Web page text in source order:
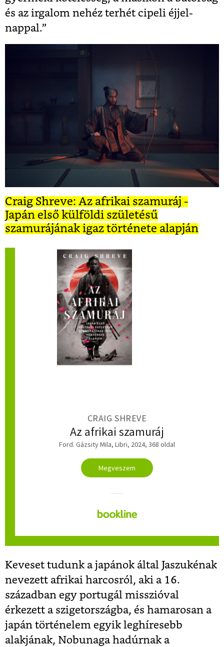
és az irgalom nehéz terhét cipeli éjjel-
nappal.”
Craig Shreve: Az afrikai szamuráj -
Japán első külföldi születésű
szamurájának igaz története alapján
CRAIG SHREVE
Az afrikai szamuráj
Ford. Gázsity Mila, Libri, 2024, 368 oldal
Megveszem
Keveset tudunk a japánok által Jaszukénak
nevezett afrikai harcosról, aki a 16.
században egy portugál misszióval
érkezett a szigetországba, és hamarosan a
japán történelem egyik leghíresebb
alakjának, Nobunaga hadúrnak a